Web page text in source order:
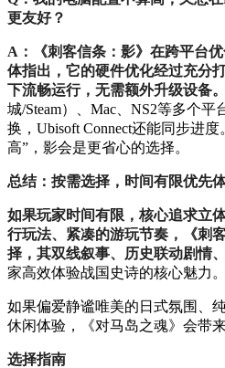
更友好？
A：《刺客信条：影》在跨平台
体指出，它的硬件优化经过充分
下流畅运行，无需额外升级设备。
城/Steam）、Mac、NS2等多个
换，Ubisoft Connect还能同步进
高”，影会是更省心的选择。
总结：按需选择，时间有限优先
如果玩家时间有限，核心追求立
行玩法、紧凑的游玩节奏，《刺
择，其双线叙事、历史联动剧情
家高效体验战国史诗的核心魅力。
如果偏爱静谧唯美的日式氛围、
休闲体验，《对马岛之魂》会带
选择指南